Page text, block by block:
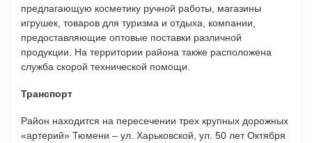
предлагающую косметику ручной работы, магазины
игрушек, товаров для туризма и отдыха, компании,
предоставляющие оптовые поставки различной
продукции. На территории района также расположена
служба скорой технической помощи.
Транспорт
Район находится на пересечении трех крупных дорожных
«артерий» Тюмени – ул. Харьковской, ул. 50 лет Октября